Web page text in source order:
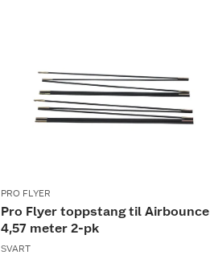
PRO FLYER
Pro Flyer toppstang til Airbounce
4,57 meter 2-pk
SVART